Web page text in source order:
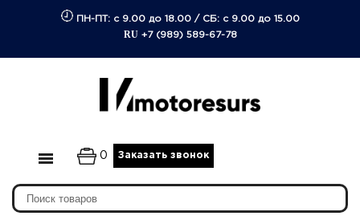
ПН-ПТ: с 9.00 до 18.00/ СБ: с 9.00 до 15.00
RU +7 (989) 589-67-78
0 Заказать звонок